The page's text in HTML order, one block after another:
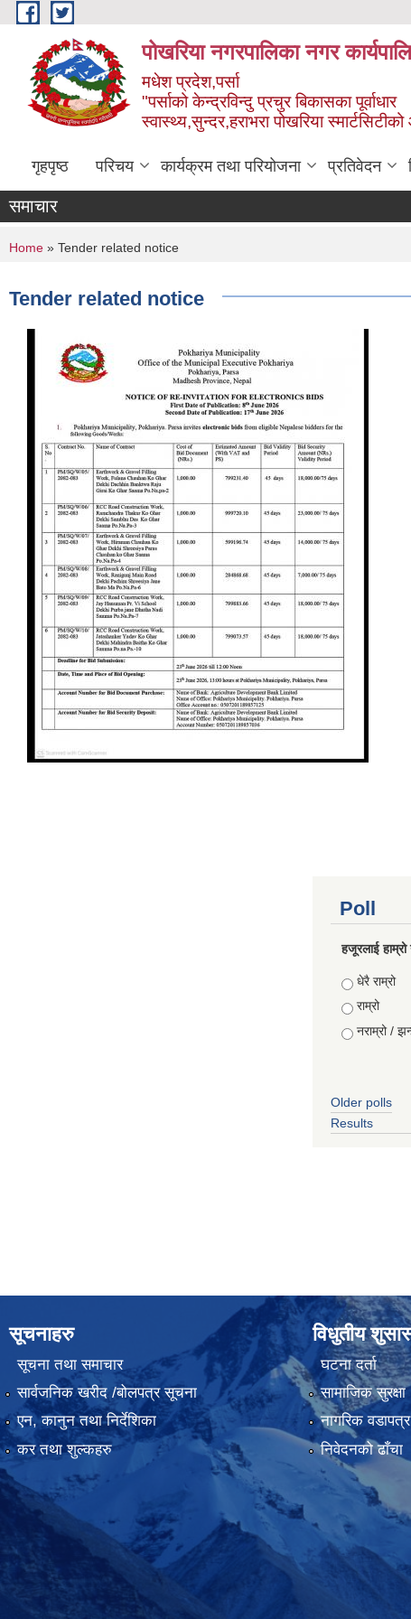
Skip to main content
पोखरिया नगरपालिका नगर
मधेश प्रदेश,पर्सा
"पर्साको केन्द्रविन्दु प्रचुर बिकासका पूर्वाधार
स्वास्थ्य,सुन्दर,हराभरा पोखरिया
गृहपृष्ठ परिचय कार्यक्रम तथा परियोजना प्रतिवेदन
समाचार
You are here
Home » Tender related notice
Tender related notice
Poll
हजूरलाई
Choices
धेरै राम्रो
राम्रो
नराम्रो /
Older polls
Results
सूचनाहरु
सूचना तथा समाचार
सार्वजनिक खरीद /बोलपत्र सूचना
एन, कानुन तथा निर्देशिका
कर तथा शुल्कहरु
विधुतीय
घटना दर्ता
सामाजिक सुरक्षा
नागरिक वडापत्र
निवेदनको ढाँचा